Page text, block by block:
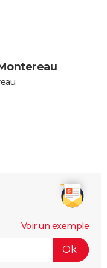
Voir un exemple